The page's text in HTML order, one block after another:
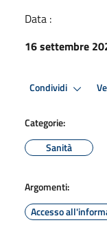
Data :
16 settembre
Condividi
Categorie:
Sanità
Argomenti:
Accesso